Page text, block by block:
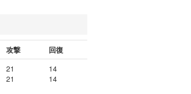
攻撃
回復
21
21
14
14